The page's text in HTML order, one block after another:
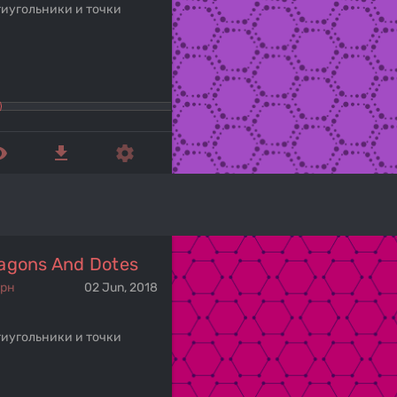
и точки
get_app settings
And Dotes
02 Jun, 2018
и точки